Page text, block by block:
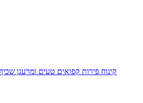
קינוח פירות קפואים טעים ומרענן